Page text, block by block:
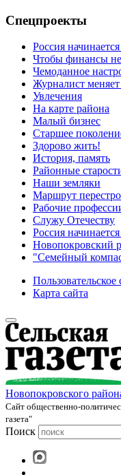
Спецпроекты
Россия
Чтобы финансы
Чемоданное
Журналист
Увлечения
На карте района
Малый бизнес
Старшее
Здорово жить!
История, память
Районные
Наши земляки
Маршрут
Рабочие
Служу Отечеству
Россия
Новопокровский
"Семейный
Пользовательское
Карта сайта
Новопокровского
Cайт общественно-
газета"
Поиск